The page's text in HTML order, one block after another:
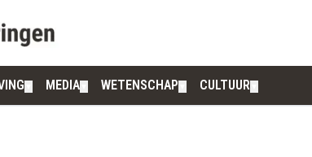
MEDIA WETENSCHAP CULTUUR